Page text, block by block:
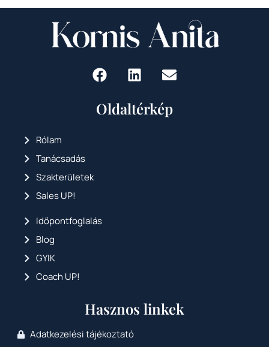
Oldaltérkép
Rólam
Tanácsadás
Szakterületek
Sales UP!
Időpontfoglalás
Blog
GYIK
Coach UP!
Hasznos linkek
Adatkezelési tájékoztató